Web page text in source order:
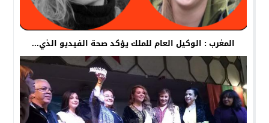
المغرب : الوكيل العام للملك يؤكد صحة الفيديو الذي...